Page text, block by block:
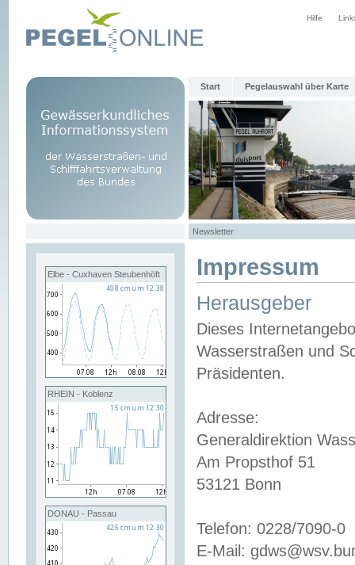
Hilfe
Start Pegelauswahl über Karte
Newsletter
Elbe - Cuxhaven Steubenhöft
RHEIN - Koblenz
DONAU - Passau
Impressum
Herausgeber
Dieses
Wasserstraßen und
Präsidenten.
Adresse:
Generaldirektion
Am Propsthof 51
53121 Bonn
Telefon: 0228/7090-0
E-Mail: